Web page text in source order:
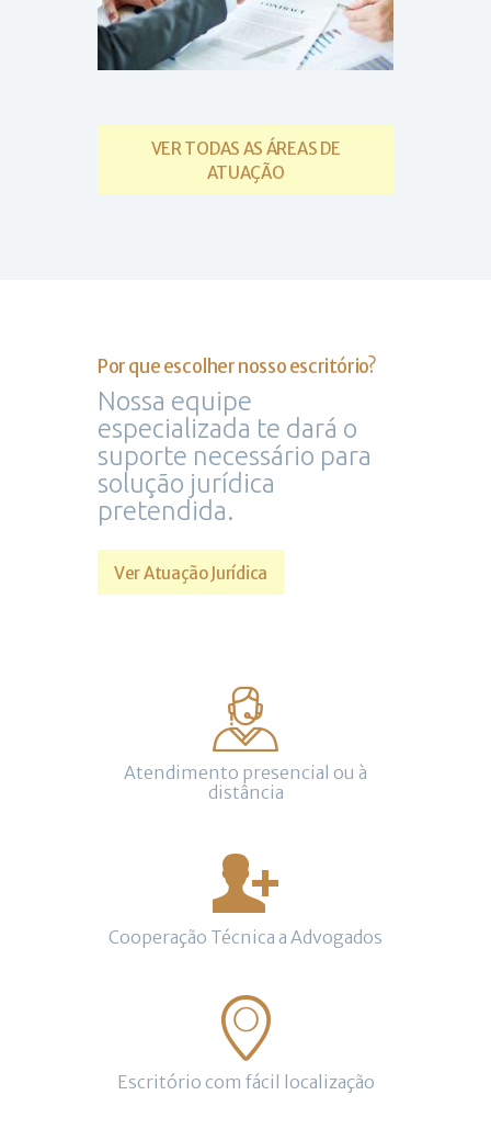
VER TODAS AS ÁREAS DE
ATUAÇÃO
Por que escolher nosso escritório?
Nossa equipe
especializada te dará o
suporte necessário para
solução jurídica
pretendida.
Ver Atuação Jurídica
Atendimento presencial ou à
distância
Cooperação Técnica a Advogados
Escritório com fácil localização